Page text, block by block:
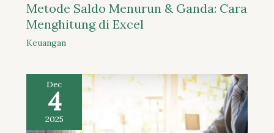
Metode Saldo Menurun & Ganda: Cara
Menghitung di Excel
Keuangan
Dec
4
2025